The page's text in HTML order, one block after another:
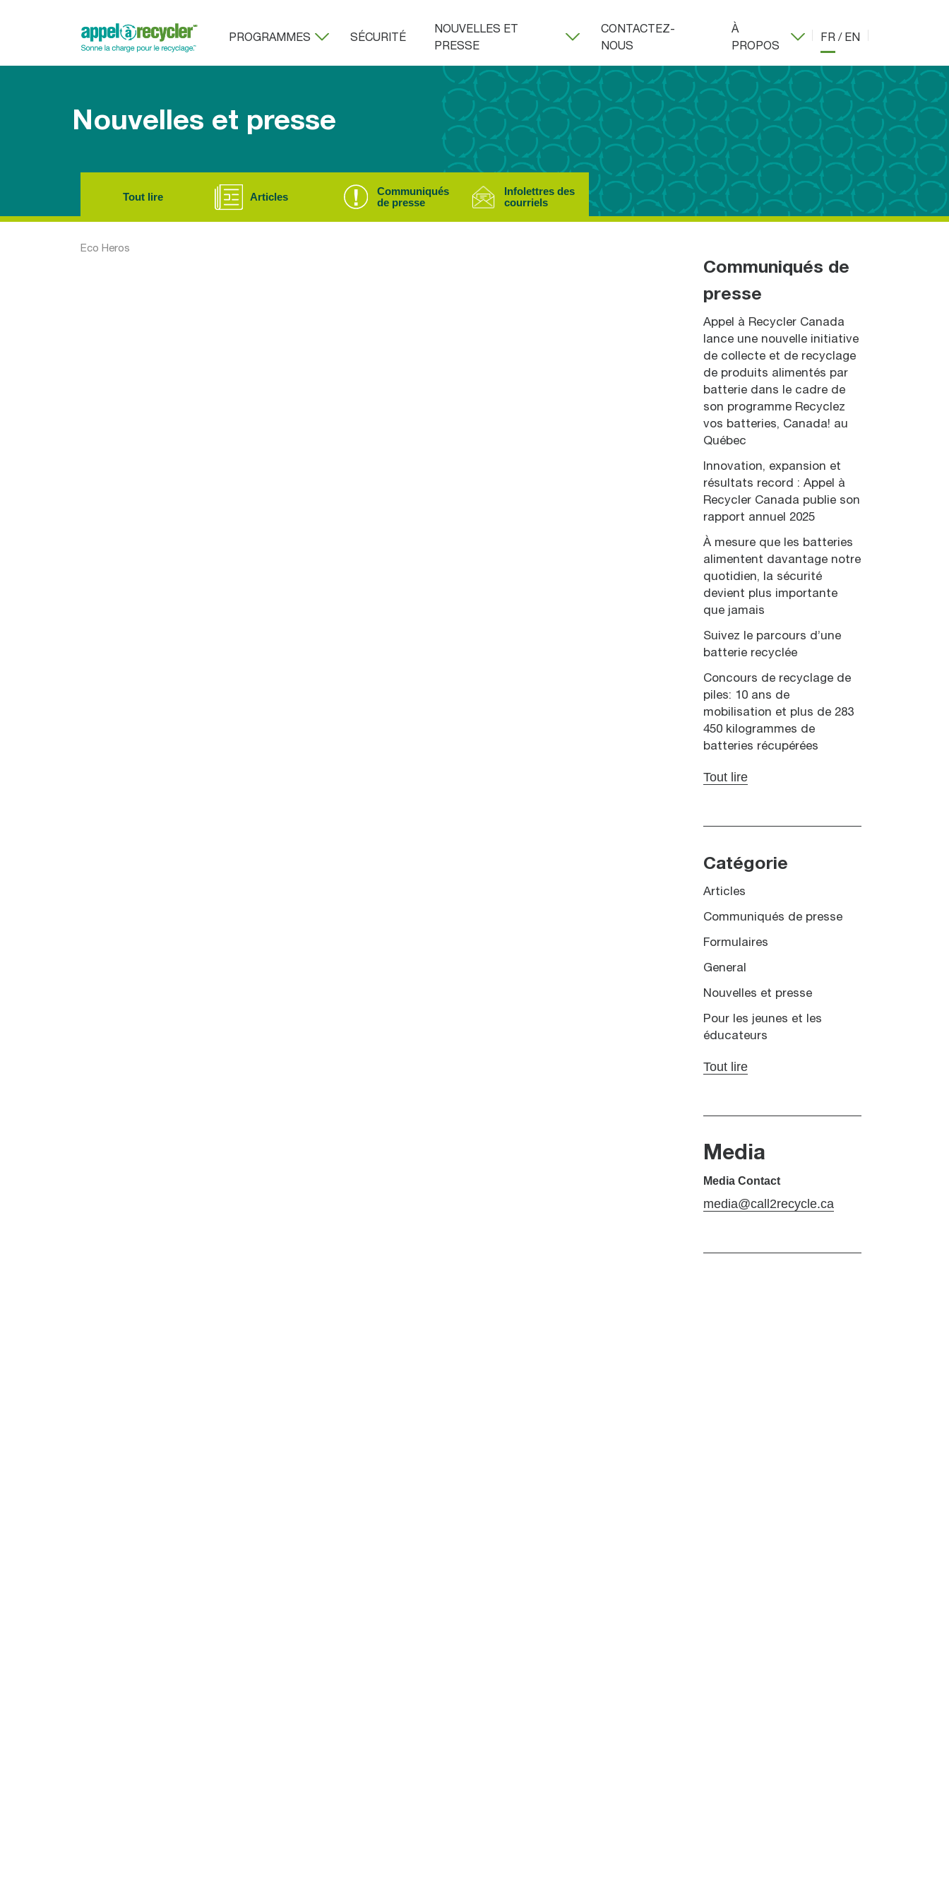
PROGRAMMES SÉCURITÉ
NOUVELLES ET
PRESSE
CONTACTEZ-
NOUS
À
PROPOS
FR / EN
Nouvelles et presse
Tout lire Articles
Communiqués
de presse
Infolettres des
courriels
Eco Heros
Communiqués de
presse
Appel à Recycler Canada
lance une nouvelle initiative
de collecte et de recyclage
de produits alimentés par
batterie dans le cadre de
son programme Recyclez
vos batteries, Canada! au
Québec
Innovation, expansion et
résultats record : Appel à
Recycler Canada publie son
rapport annuel 2025
À mesure que les batteries
alimentent davantage notre
quotidien, la sécurité
devient plus importante
que jamais
Suivez le parcours d’une
batterie recyclée
Concours de recyclage de
piles: 10 ans de
mobilisation et plus de 283
450 kilogrammes de
batteries récupérées
Tout lire
Catégorie
Articles
Communiqués de presse
Formulaires
General
Nouvelles et presse
Pour les jeunes et les
éducateurs
Tout lire
Media
Media Contact
media@call2recycle.ca